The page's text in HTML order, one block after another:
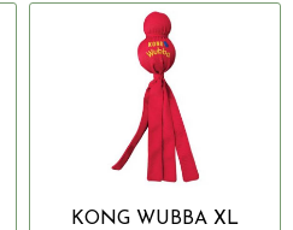
KONG WUBBA XL